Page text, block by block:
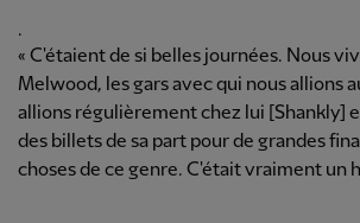
.
« C'étaient de si belles journées. Nous
Melwood, les gars avec qui nous allions
allions régulièrement chez lui [Shankly]
des billets de sa part pour de grandes
choses de ce genre. C'était vraiment un